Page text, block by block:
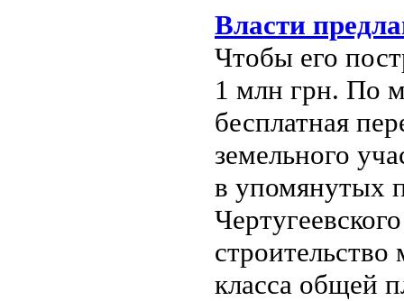
Власти
Чтобы его
1 млн грн. По
бесплатная
земельного
в упомянутых
класса общей